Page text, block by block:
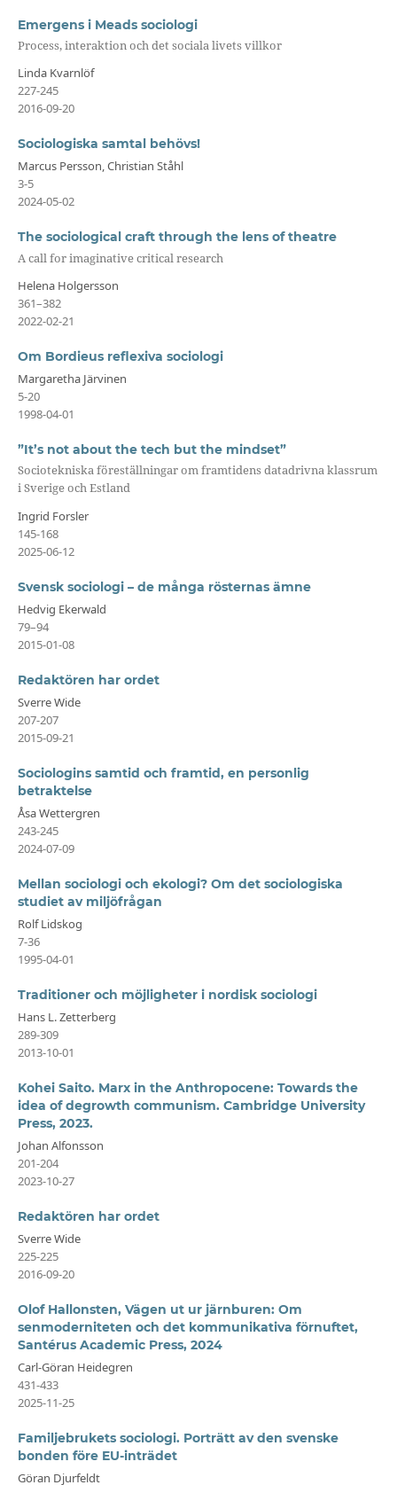
Emergens i Meads sociologi
Process, interaktion och det sociala livets villkor
Linda Kvarnlöf
227-245
2016-09-20
Sociologiska samtal behövs!
Marcus Persson, Christian Ståhl
3-5
2024-05-02
The sociological craft through the lens of theatre
A call for imaginative critical research
Helena Holgersson
361–382
2022-02-21
Om Bordieus reflexiva sociologi
Margaretha Järvinen
5-20
1998-04-01
”It’s not about the tech but the mindset”
Sociotekniska föreställningar om framtidens datadrivna klassrum
i Sverige och Estland
Ingrid Forsler
145-168
2025-06-12
Svensk sociologi – de många rösternas ämne
Hedvig Ekerwald
79–94
2015-01-08
Redaktören har ordet
Sverre Wide
207-207
2015-09-21
Sociologins samtid och framtid, en personlig
betraktelse
Åsa Wettergren
243-245
2024-07-09
Mellan sociologi och ekologi? Om det sociologiska
studiet av miljöfrågan
Rolf Lidskog
7-36
1995-04-01
Traditioner och möjligheter i nordisk sociologi
Hans L. Zetterberg
289-309
2013-10-01
Kohei Saito. Marx in the Anthropocene: Towards the
idea of degrowth communism. Cambridge University
Press, 2023.
Johan Alfonsson
201-204
2023-10-27
Redaktören har ordet
Sverre Wide
225-225
2016-09-20
Olof Hallonsten, Vägen ut ur järnburen: Om
senmoderniteten och det kommunikativa förnuftet,
Santérus Academic Press, 2024
Carl-Göran Heidegren
431-433
2025-11-25
Familjebrukets sociologi. Porträtt av den svenske
bonden före EU-inträdet
Göran Djurfeldt